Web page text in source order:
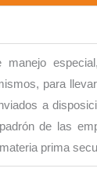
manejo
para
a
de las
prima